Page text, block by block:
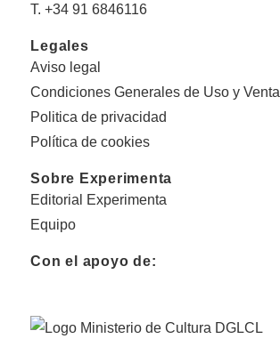
T. +34 91 6846116
Legales
Aviso legal
Condiciones Generales de Uso y Venta
Politica de privacidad
Política de cookies
Sobre Experimenta
Editorial Experimenta
Equipo
Con el apoyo de: